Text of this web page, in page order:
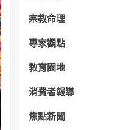
宗教命理
專家觀點
教育園地
消費者報導
焦點新聞